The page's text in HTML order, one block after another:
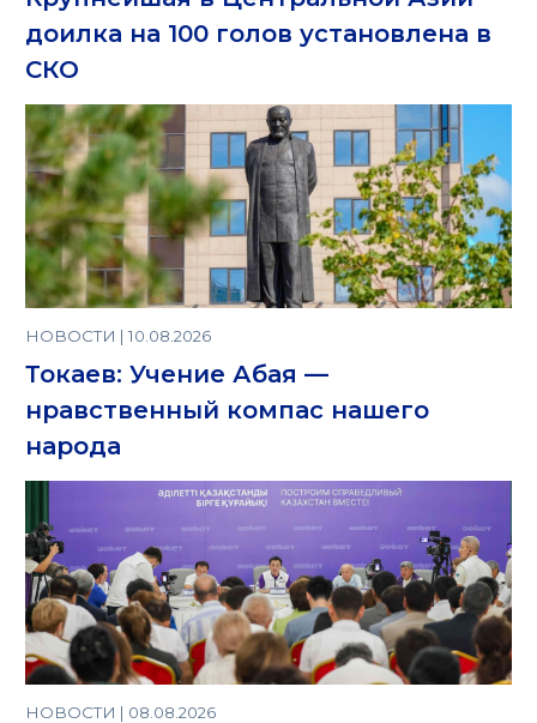
доилка на 100 голов установлена в
СКО
НОВОСТИ | 10.08.2026
Токаев: Учение Абая —
нравственный компас нашего
народа
НОВОСТИ | 08.08.2026